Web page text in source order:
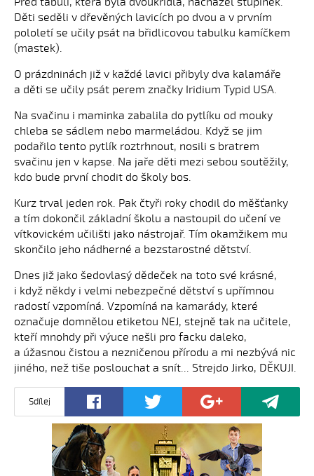
Děti seděli v dřevěných lavicích po dvou a v prvním
pololetí se učily psát na břidlicovou tabulku kamíčkem
(mastek).
O prázdninách již v každé lavici přibyly dva kalamáře
a děti se učily psát perem značky Iridium Typid USA.
Na svačinu i maminka zabalila do pytlíku od mouky
chleba se sádlem nebo marmeládou. Když se jim
podařilo tento pytlík roztrhnout, nosili s bratrem
svačinu jen v kapse. Na jaře děti mezi sebou soutěžily,
kdo bude první chodit do školy bos.
Kurz trval jeden rok. Pak čtyři roky chodil do měšťanky
a tím dokončil základní školu a nastoupil do učení ve
vítkovickém učilišti jako nástrojař. Tím okamžikem mu
skončilo jeho nádherné a bezstarostné dětství.
Dnes již jako šedovlasý dědeček na toto své krásné,
i když někdy i velmi nebezpečné dětství s upřímnou
radostí vzpomíná. Vzpomíná na kamarády, které
označuje domnělou etiketou NEJ, stejně tak na učitele,
kteří mnohdy při výuce nešli pro facku daleko,
a úžasnou čistou a nezničenou přírodu a mi nezbývá nic
jiného, než tiše poslouchat a snít... Strejdo Jirko, DĚKUJI.
Sdílej